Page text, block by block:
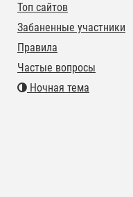
Топ сайтов
Забаненные участники
Правила
Частые вопросы
Ночная тема